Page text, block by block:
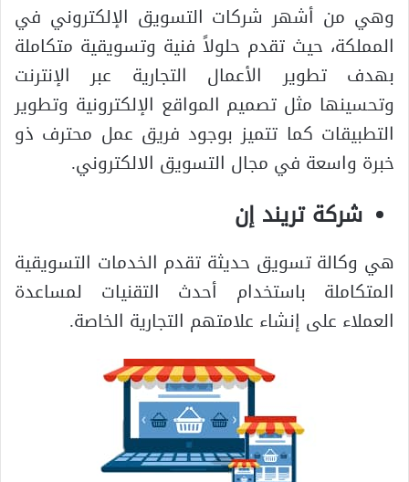
وهي من أشهر شركات التسويق الإلكتروني في
المملكة، حيث تقدم حلولاً فنية وتسويقية متكاملة
بهدف تطوير الأعمال التجارية عبر الإنترنت
وتحسينها مثل تصميم المواقع الإلكترونية وتطوير
التطبيقات كما تتميز بوجود فريق عمل محترف ذو
خبرة واسعة في مجال التسويق الالكتروني.
شركة تريند إن
هي وكالة تسويق حديثة تقدم الخدمات التسويقية
المتكاملة باستخدام أحدث التقنيات لمساعدة
العملاء على إنشاء علامتهم التجارية الخاصة.